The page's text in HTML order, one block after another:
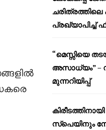
പ്രഖ്യാപിച്ച്
“മെസ്സിയെ
അസാധ്യം” –
മുന്നറിയിപ്പ്
സ്പെയിനും